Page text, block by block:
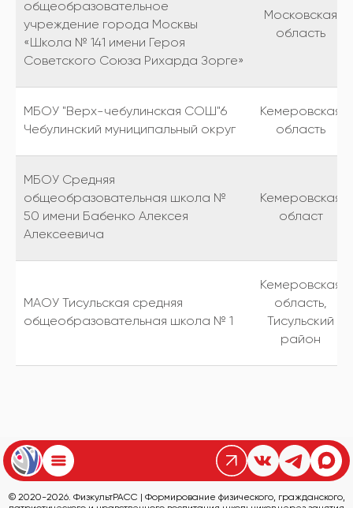
общеобразовательное
учреждение города Москвы
«Школа № 141 имени Героя
Советского Союза Рихарда Зорге»
Московская
область
МБОУ "Верх-чебулинская СОШ"6
Чебулинский муниципальный округ
Кемеровская
область
МБОУ Средняя
общеобразовательная школа №
50 имени Бабенко Алексея
Алексеевича
Кемеровская
област
МАОУ Тисульская средняя
общеобразовательная школа № 1
Кемеровская
область,
Тисульский
район
© 2020-2026. ФизкультРАСС | Формирование физического, гражданского,